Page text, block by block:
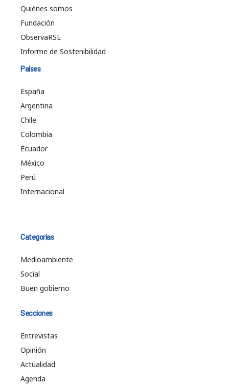
Quiénes somos
Fundación
ObservaRSE
Informe de Sostenibilidad
Países
España
Argentina
Chile
Colombia
Ecuador
México
Perú
Internacional
Categorías
Medioambiente
Social
Buen gobierno
Secciones
Entrevistas
Opinión
Actualidad
Agenda